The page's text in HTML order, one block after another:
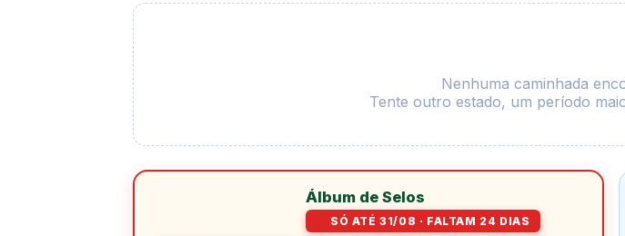
Nenhuma caminhada
Tente outro estado, um período
Álbum de Selos
SÓ ATÉ 31/08 · FALTAM 24 DIAS